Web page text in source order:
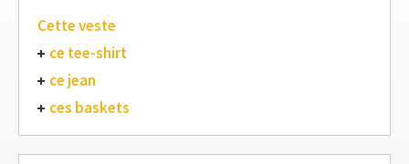
Cette veste
ce tee-shirt
ce jean
ces baskets